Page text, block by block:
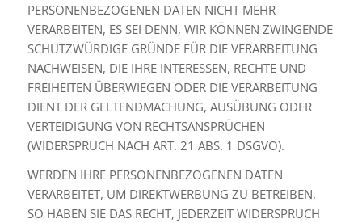
PERSONENBEZOGENEN DATEN NICHT MEHR
VERARBEITEN, ES SEI DENN, WIR KÖNNEN ZWINGENDE
SCHUTZWÜRDIGE GRÜNDE FÜR DIE VERARBEITUNG
NACHWEISEN, DIE IHRE INTERESSEN, RECHTE UND
FREIHEITEN ÜBERWIEGEN ODER DIE VERARBEITUNG
DIENT DER GELTENDMACHUNG, AUSÜBUNG ODER
VERTEIDIGUNG VON RECHTSANSPRÜCHEN
(WIDERSPRUCH NACH ART. 21 ABS. 1 DSGVO).
WERDEN IHRE PERSONENBEZOGENEN DATEN
VERARBEITET, UM DIREKTWERBUNG ZU BETREIBEN,
SO HABEN SIE DAS RECHT, JEDERZEIT WIDERSPRUCH